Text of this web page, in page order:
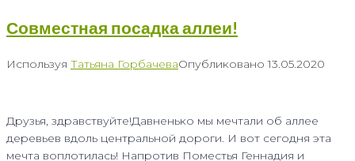
Совместная посадка аллеи!
Используя Татьяна ГорбачеваОпубликовано13.05.2020
Друзья, здравствуйте!Давненько мы мечтали об аллее
деревьев вдоль центральной дороги. И вот сегодня эта
мечта воплотилась! Напротив Поместья Геннадия и